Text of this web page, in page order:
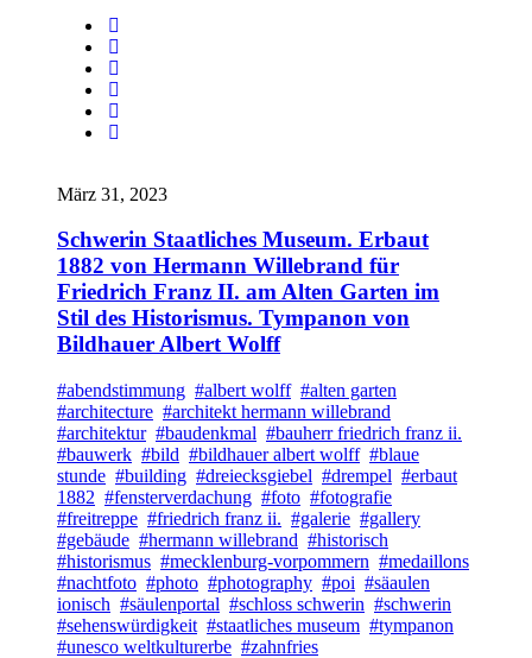
März 31, 2023
Schwerin Staatliches Museum. Erbaut
1882 von Hermann Willebrand für
Friedrich Franz II. am Alten Garten im
Stil des Historismus. Tympanon von
Bildhauer Albert Wolff
#abendstimmung #albert wolff #alten garten
#architecture #architekt hermann willebrand
#architektur #baudenkmal #bauherr friedrich franz ii.
#bauwerk #bild #bildhauer albert wolff #blaue
stunde #building #dreiecksgiebel #drempel #erbaut
1882 #fensterverdachung #foto #fotografie
#freitreppe #friedrich franz ii. #galerie #gallery
#gebäude #hermann willebrand #historisch
#historismus #mecklenburg-vorpommern #medaillons
#nachtfoto #photo #photography #poi #säaulen
ionisch #säulenportal #schloss schwerin #schwerin
#sehenswürdigkeit #staatliches museum #tympanon
#unesco weltkulturerbe #zahnfries